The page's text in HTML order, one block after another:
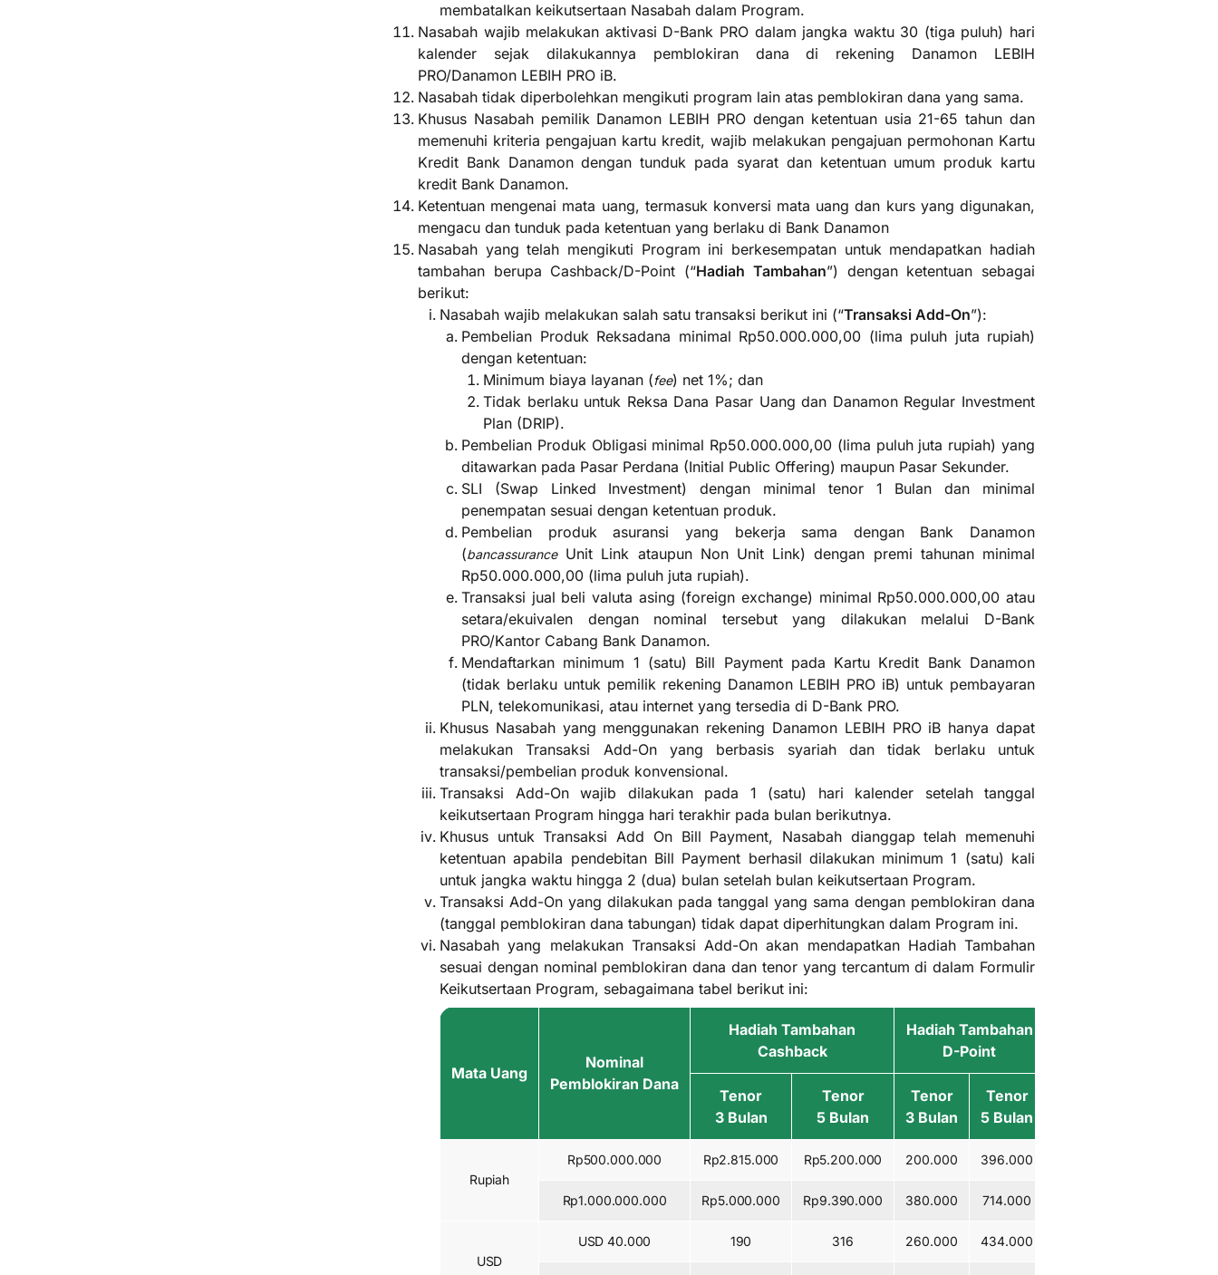
membatalkan keikutsertaan Nasabah dalam Program.
Nasabah wajib melakukan aktivasi D-Bank PRO dalam jangka waktu 30 (tiga puluh) hari
kalender sejak dilakukannya pemblokiran dana di rekening Danamon LEBIH
PRO/Danamon LEBIH PRO iB.
Nasabah tidak diperbolehkan mengikuti program lain atas pemblokiran dana yang sama.
Khusus Nasabah pemilik Danamon LEBIH PRO dengan ketentuan usia 21-65 tahun dan
memenuhi kriteria pengajuan kartu kredit, wajib melakukan pengajuan permohonan Kartu
Kredit Bank Danamon dengan tunduk pada syarat dan ketentuan umum produk kartu
kredit Bank Danamon.
Ketentuan mengenai mata uang, termasuk konversi mata uang dan kurs yang digunakan,
mengacu dan tunduk pada ketentuan yang berlaku di Bank Danamon
Nasabah yang telah mengikuti Program ini berkesempatan untuk mendapatkan hadiah
tambahan berupa Cashback/D-Point (“Hadiah Tambahan”) dengan ketentuan sebagai
berikut:
Nasabah wajib melakukan salah satu transaksi berikut ini (“Transaksi Add-On”):
Pembelian Produk Reksadana minimal Rp50.000.000,00 (lima puluh juta rupiah)
dengan ketentuan:
Minimum biaya layanan (fee) net 1%; dan
Tidak berlaku untuk Reksa Dana Pasar Uang dan Danamon Regular Investment
Plan (DRIP).
Pembelian Produk Obligasi minimal Rp50.000.000,00 (lima puluh juta rupiah) yang
ditawarkan pada Pasar Perdana (Initial Public Offering) maupun Pasar Sekunder.
SLI (Swap Linked Investment) dengan minimal tenor 1 Bulan dan minimal
penempatan sesuai dengan ketentuan produk.
Pembelian produk asuransi yang bekerja sama dengan Bank Danamon
(bancassuranceUnit Link ataupun Non Unit Link) dengan premi tahunan minimal
Rp50.000.000,00 (lima puluh juta rupiah).
Transaksi jual beli valuta asing (foreign exchange) minimal Rp50.000.000,00 atau
setara/ekuivalen dengan nominal tersebut yang dilakukan melalui D-Bank
PRO/Kantor Cabang Bank Danamon.
Mendaftarkan minimum 1 (satu) Bill Payment pada Kartu Kredit Bank Danamon
(tidak berlaku untuk pemilik rekening Danamon LEBIH PRO iB) untuk pembayaran
PLN, telekomunikasi, atau internet yang tersedia di D-Bank PRO.
Khusus Nasabah yang menggunakan rekening Danamon LEBIH PRO iB hanya dapat
melakukan Transaksi Add-On yang berbasis syariah dan tidak berlaku untuk
transaksi/pembelian produk konvensional.
Transaksi Add-On wajib dilakukan pada 1 (satu) hari kalender setelah tanggal
keikutsertaan Program hingga hari terakhir pada bulan berikutnya.
Khusus untuk Transaksi Add On Bill Payment, Nasabah dianggap telah memenuhi
ketentuan apabila pendebitan Bill Payment berhasil dilakukan minimum 1 (satu) kali
untuk jangka waktu hingga 2 (dua) bulan setelah bulan keikutsertaan Program.
Transaksi Add-On yang dilakukan pada tanggal yang sama dengan pemblokiran dana
(tanggal pemblokiran dana tabungan) tidak dapat diperhitungkan dalam Program ini.
Nasabah yang melakukan Transaksi Add-On akan mendapatkan Hadiah Tambahan
sesuai dengan nominal pemblokiran dana dan tenor yang tercantum di dalam Formulir
Keikutsertaan Program, sebagaimana tabel berikut ini:
Mata Uang
Nominal
Pemblokiran Dana
Hadiah Tambahan
Cashback
Hadiah Tambahan
D-Point
Tenor
3 Bulan
Tenor
5 Bulan
Tenor
3 Bulan
Tenor
5 Bulan
Rupiah
Rp500.000.000 Rp2.815.000 Rp5.200.000 200.000 396.000
Rp1.000.000.000 Rp5.000.000 Rp9.390.000 380.000 714.000
USD
USD 40.000 190 316 260.000 434.000